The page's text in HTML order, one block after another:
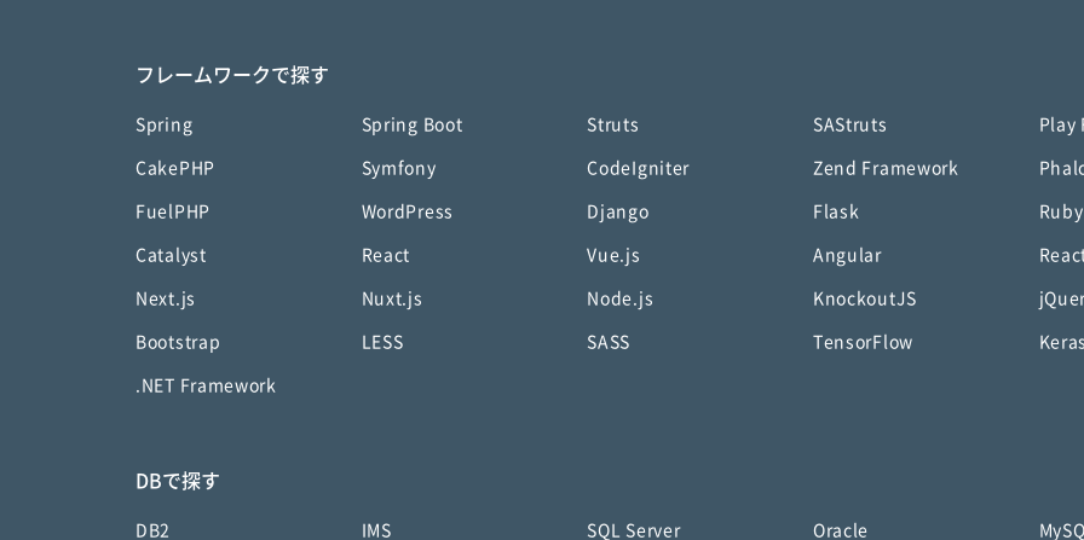
フレームワークで探す
Spring Spring Boot Struts SAStruts Play
CakePHP Symfony CodeIgniter Zend Framework
FuelPHP WordPress Django Flask
Catalyst React Vue.js Angular
Next.js Nuxt.js Node.js KnockoutJS
Bootstrap LESS SASS TensorFlow Keras
.NET Framework
DBで探す
DB2 IMS SQL Server Oracle